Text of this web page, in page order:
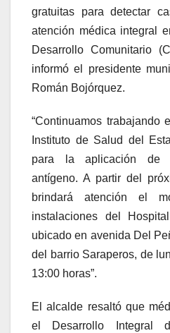
gratuitas para detectar
atención médica integral
Desarrollo Comunitario
informó el presidente
Román Bojórquez.
“Continuamos trabajando
Instituto de Salud del
para la aplicación de
antígeno. A partir del
brindará atención el
instalaciones del
ubicado en avenida Del
del barrio Saraperos, de
13:00 horas”.
El alcalde resaltó que
el Desarrollo Integral